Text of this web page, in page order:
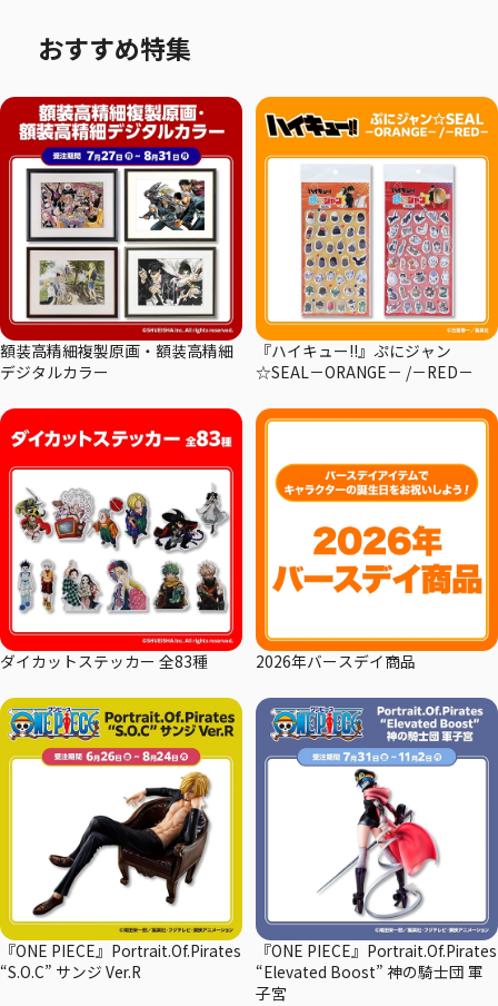
おすすめ特集
額装高精細複製原画・額装高精細
デジタルカラー
『ハイキュー!!』ぷにジャン
☆SEAL－ORANGE－ /－RED－
ダイカットステッカー 全83種 2026年バースデイ商品
『ONE PIECE』Portrait.Of.Pirates
“S.O.C” サンジ Ver.R
『ONE PIECE』Portrait.Of.Pirates
“Elevated Boost” 神の騎士団 軍
子宮